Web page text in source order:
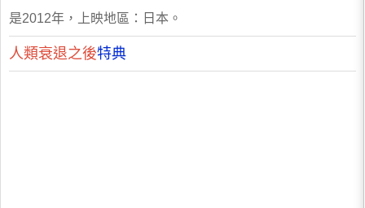
是2012年，上映地區：日本。
人類衰退之後特典